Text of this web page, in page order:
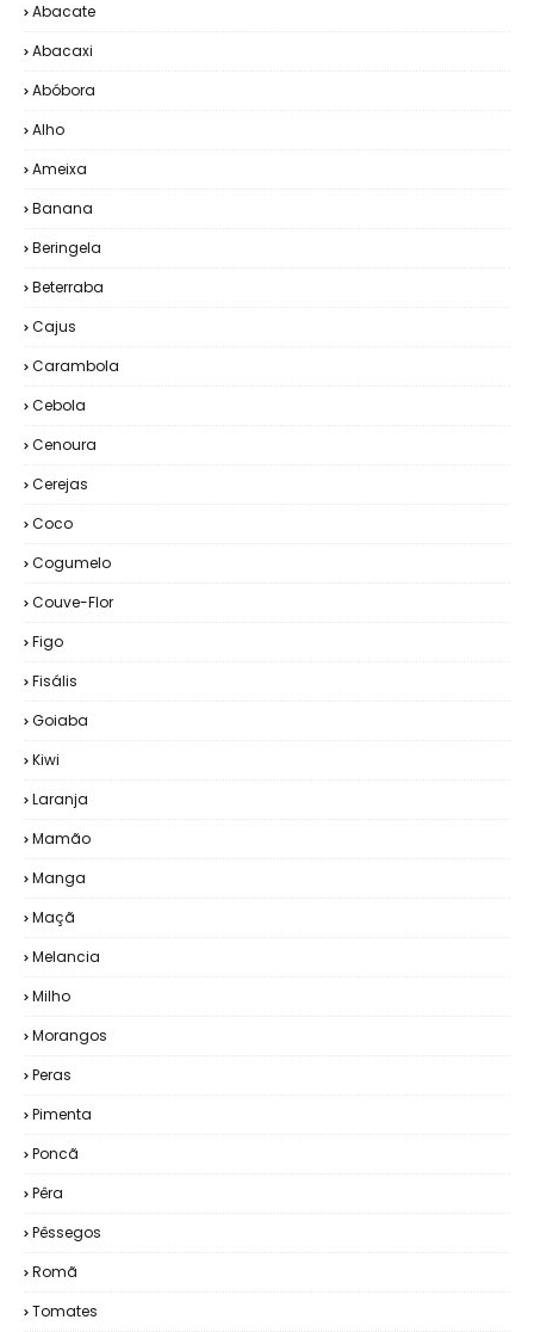
Abacate
Abacaxi
Abóbora
Alho
Ameixa
Banana
Beringela
Beterraba
Cajus
Carambola
Cebola
Cenoura
Cerejas
Coco
Cogumelo
Couve-Flor
Figo
Fisális
Goiaba
Kiwi
Laranja
Mamão
Manga
Maçã
Melancia
Milho
Morangos
Peras
Pimenta
Poncã
Pêra
Pêssegos
Romã
Tomates